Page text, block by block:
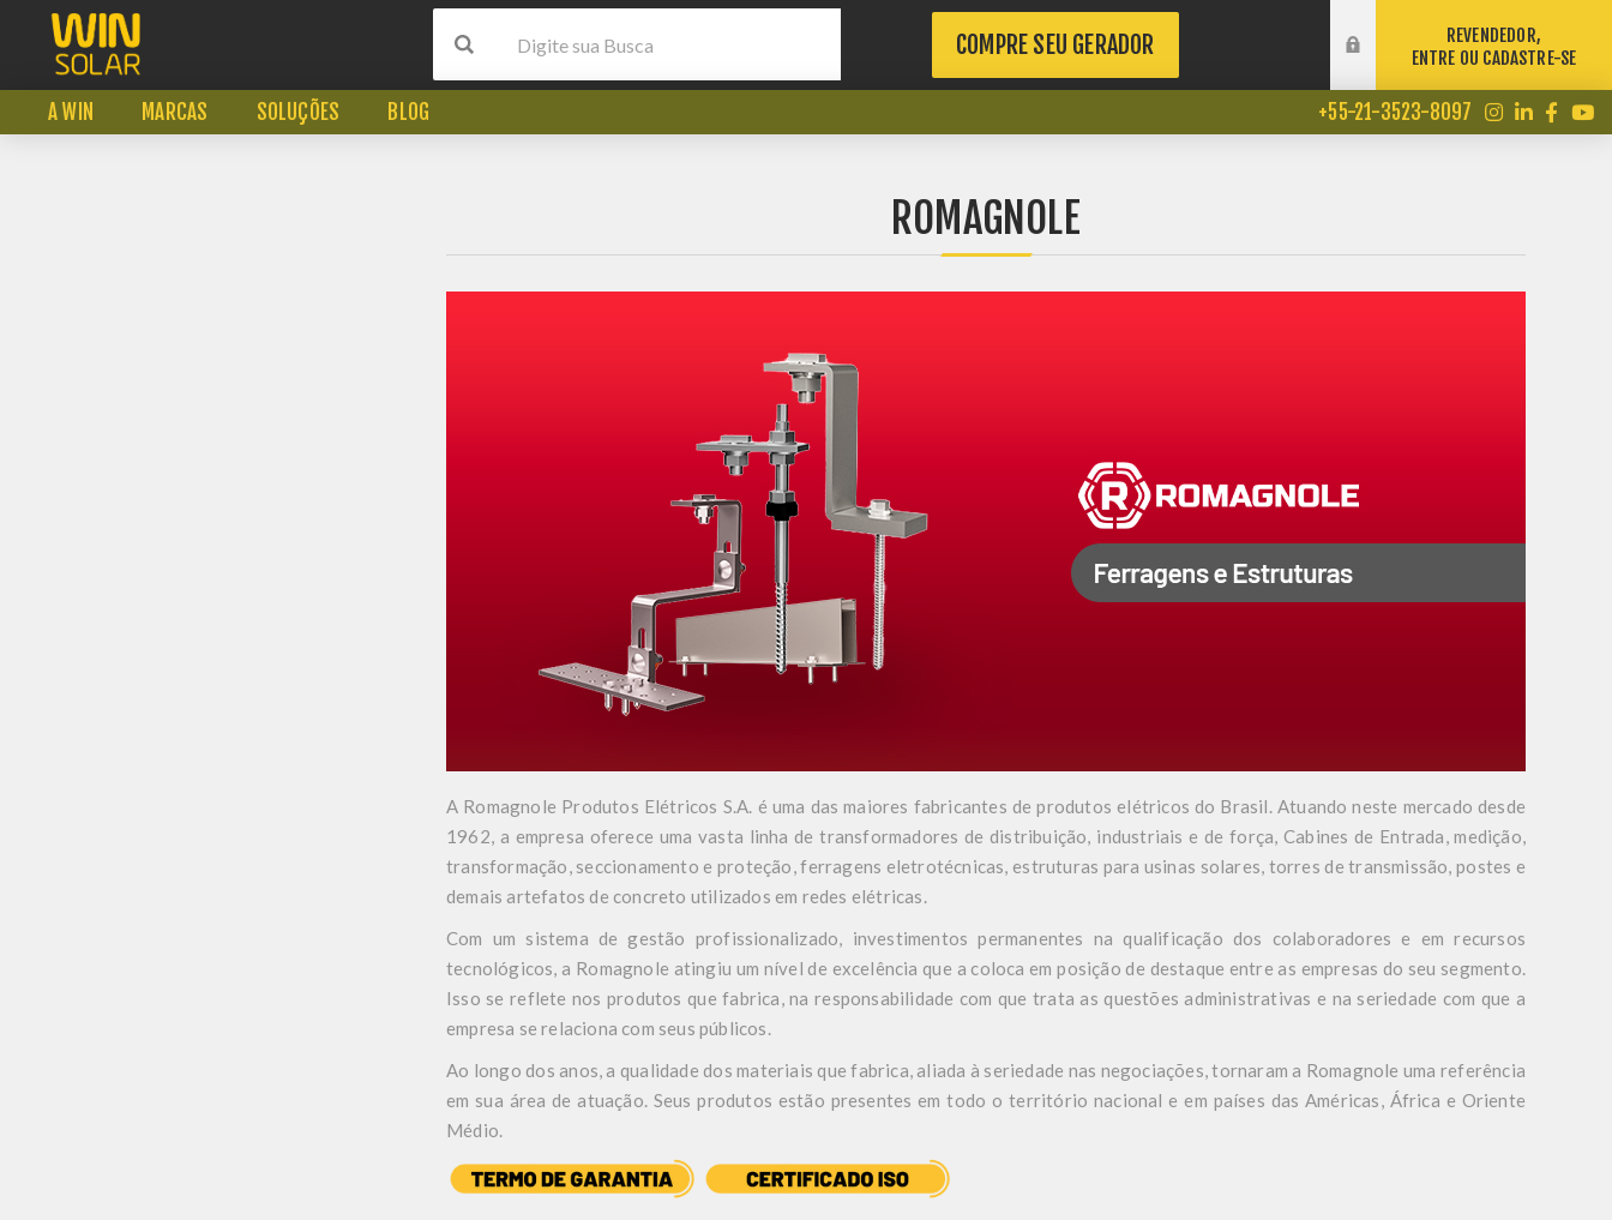
COMPRE SEU GERADOR
REVENDEDOR,
ENTRE OU CADASTRE-SE
A WIN MARCAS SOLUÇÕES BLOG +55-21-3523-8097
ROMAGNOLE
A Romagnole Produtos Elétricos S.A. é uma das maiores fabricantes de produtos elétricos do Brasil. Atuando neste mercado desde
1962, a empresa oferece uma vasta linha de transformadores de distribuição, industriais e de força, Cabines de Entrada, medição,
transformação, seccionamento e proteção, ferragens eletrotécnicas, estruturas para usinas solares, torres de transmissão, postes e
demais artefatos de concreto utilizados em redes elétricas.
Com um sistema de gestão profissionalizado, investimentos permanentes na qualificação dos colaboradores e em recursos
tecnológicos, a Romagnole atingiu um nível de excelência que a coloca em posição de destaque entre as empresas do seu segmento.
Isso se reflete nos produtos que fabrica, na responsabilidade com que trata as questões administrativas e na seriedade com que a
empresa se relaciona com seus públicos.
Ao longo dos anos, a qualidade dos materiais que fabrica, aliada à seriedade nas negociações, tornaram a Romagnole uma referência
em sua área de atuação. Seus produtos estão presentes em todo o território nacional e em países das Américas, África e Oriente
Médio.